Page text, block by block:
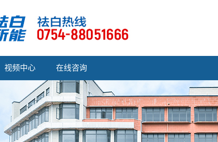
视频中心 在线咨询